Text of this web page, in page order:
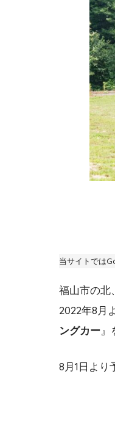
当サイトでは
福山市の北、
2022年8月
ングカー』
8月1日より